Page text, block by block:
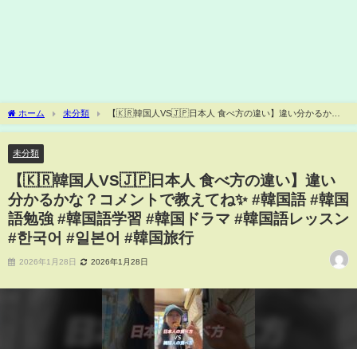
ホーム 未分類
【🇰🇷韓国人VS🇯🇵日本人 食べ方の違い】違い分かるか
な？コメントで教えてね✨ #韓国語 #韓国語勉強 #韓国語学習 #韓国ドラマ #韓国語レッ
未分類
【🇰🇷韓国人VS🇯🇵日本人 食べ方の違い】違い
分かるかな？コメントで教えてね✨ #韓国語 #韓国
語勉強 #韓国語学習 #韓国ドラマ #韓国語レッスン
#한국어 #일본어 #韓国旅行
2026年1月28日 2026年1月28日